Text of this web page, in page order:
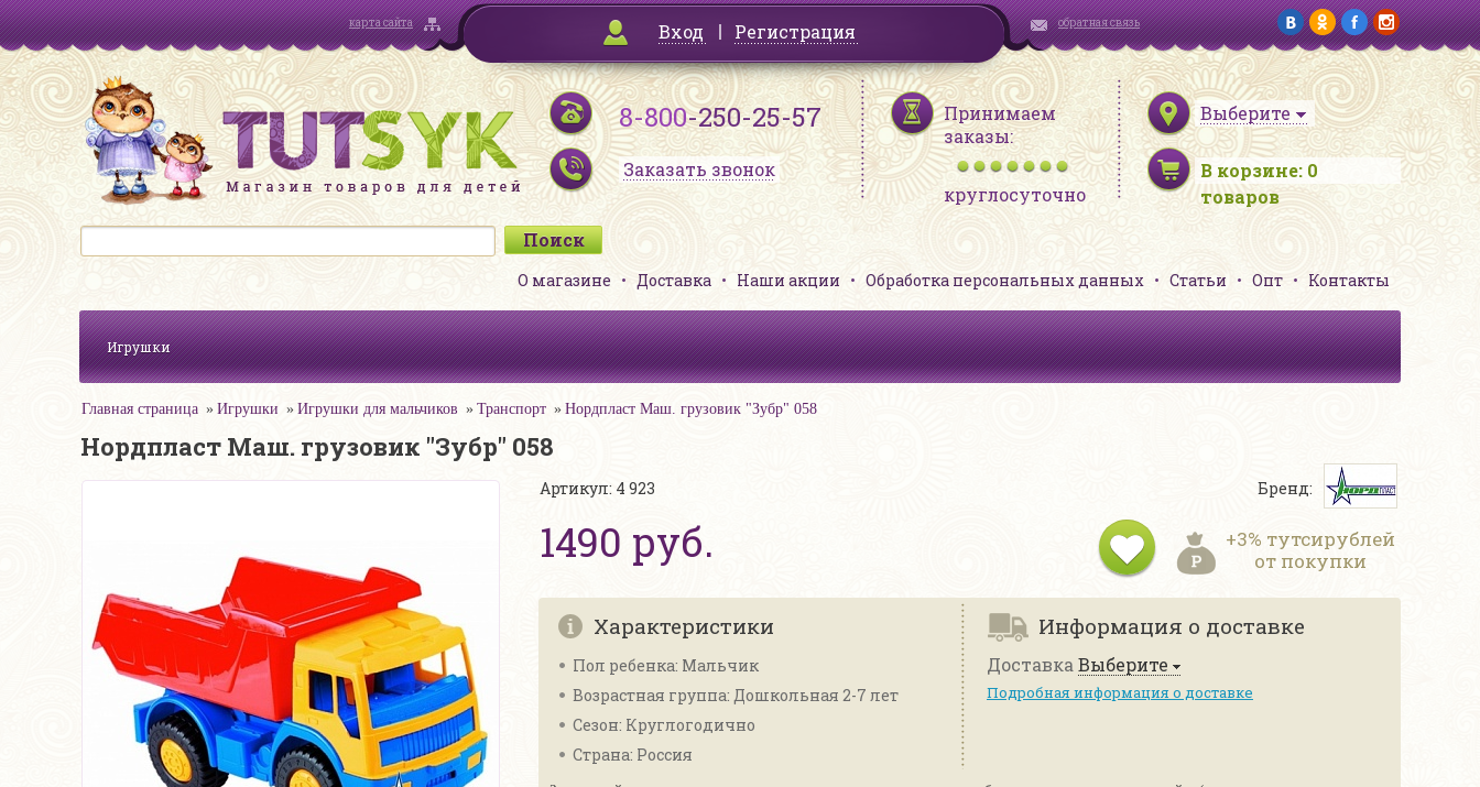
карта сайта Вход Регистрация обратная связь
8-800-250-25-57
Заказать звонок
Принимаем
заказы:
круглосуточно
Выберите
В корзине: 0
товаров
О магазине Доставка Наши акции Обработка персональных данных Статьи Опт Контакты
Игрушки
Главная страница Игрушки Игрушки для мальчиков Транспорт Нордпласт Маш. грузовик "Зубр" 058
Нордпласт Маш. грузовик "Зубр" 058
Артикул: 4 923
1490 руб.
Бренд:
+3% тутсирублей
от покупки
Характеристики
Пол ребенка: Мальчик
Возрастная группа: Дошкольная 2-7 лет
Сезон: Круглогодично
Страна: Россия
Информация о доставке
Доставка Выберите
Подробная информация о доставке